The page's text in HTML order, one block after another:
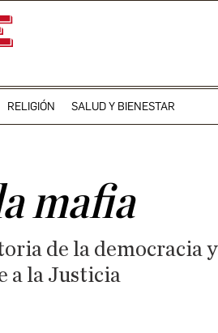
RELIGIÓN SALUD Y BIENESTAR
mafia
de la democracia y
a la Justicia